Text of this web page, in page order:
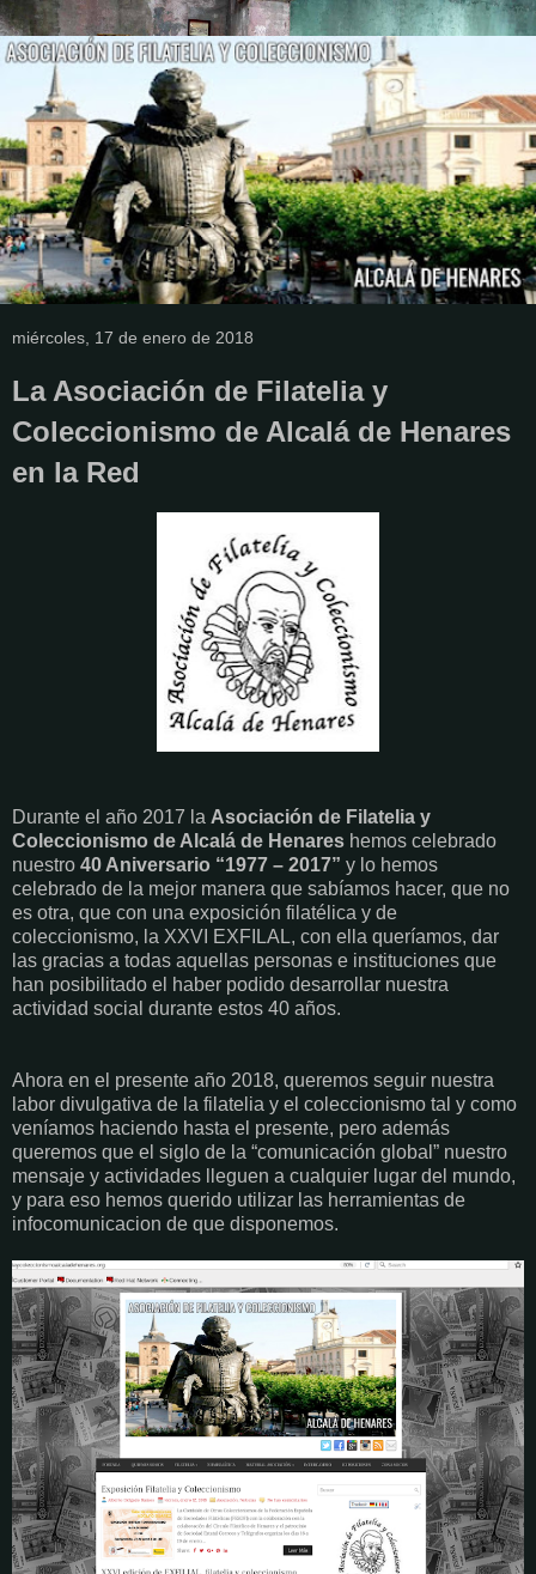
miércoles, 17 de enero de 2018
La Asociación de Filatelia y
Coleccionismo de Alcalá de Henares
en la Red
Durante el año 2017 la Asociación de Filatelia y
Coleccionismo de Alcalá de Henares hemos celebrado
nuestro 40 Aniversario “1977 – 2017” y lo hemos
celebrado de la mejor manera que sabíamos hacer, que no
es otra, que con una exposición filatélica y de
coleccionismo, la XXVI EXFILAL, con ella queríamos, dar
las gracias a todas aquellas personas e instituciones que
han posibilitado el haber podido desarrollar nuestra
actividad social durante estos 40 años.
Ahora en el presente año 2018, queremos seguir nuestra
labor divulgativa de la filatelia y el coleccionismo tal y como
veníamos haciendo hasta el presente, pero además
queremos que el siglo de la “comunicación global” nuestro
mensaje y actividades lleguen a cualquier lugar del mundo,
y para eso hemos querido utilizar las herramientas de
infocomunicacion de que disponemos.